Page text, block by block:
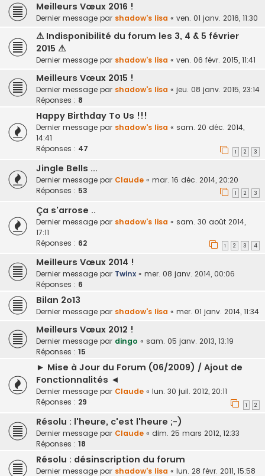
Meilleurs Vœux 2016 !
Dernier message par shadow's lisa « ven. 01 janv. 2016, 11:30
⚠ Indisponibilité du forum les 3, 4 & 5 février
2015 ⚠
Dernier message par shadow's lisa « ven. 06 févr. 2015, 11:41
Meilleurs Vœux 2015 !
Dernier message par shadow's lisa « jeu. 08 janv. 2015, 23:14
Réponses : 8
Happy Birthday To Us !!!
Dernier message par shadow's lisa « sam. 20 déc. 2014,
14:41
Réponses : 47 1 2 3
Jingle Bells ...
Dernier message par Claude « mar. 16 déc. 2014, 20:20
Réponses : 53 1 2 3
Ça s'arrose ..
Dernier message par shadow's lisa « sam. 30 août 2014,
17:11
Réponses : 62 1 2 3 4
Meilleurs Vœux 2014 !
Dernier message par Twinx « mer. 08 janv. 2014, 00:06
Réponses : 6
Bilan 2o13
Dernier message par shadow's lisa « mer. 01 janv. 2014, 11:34
Meilleurs Vœux 2012 !
Dernier message par dingo « sam. 05 janv. 2013, 13:19
Réponses : 15
► Mise à Jour du Forum (06/2009) / Ajout de
Fonctionnalités ◄
Dernier message par Claude « lun. 30 juil. 2012, 20:11
Réponses : 29 1 2
Résolu : l'heure, c'est l'heure ;-)
Dernier message par Claude « dim. 25 mars 2012, 12:33
Réponses : 18
Résolu : désinscription du forum
Dernier message par shadow's lisa « lun. 28 févr. 2011, 15:58